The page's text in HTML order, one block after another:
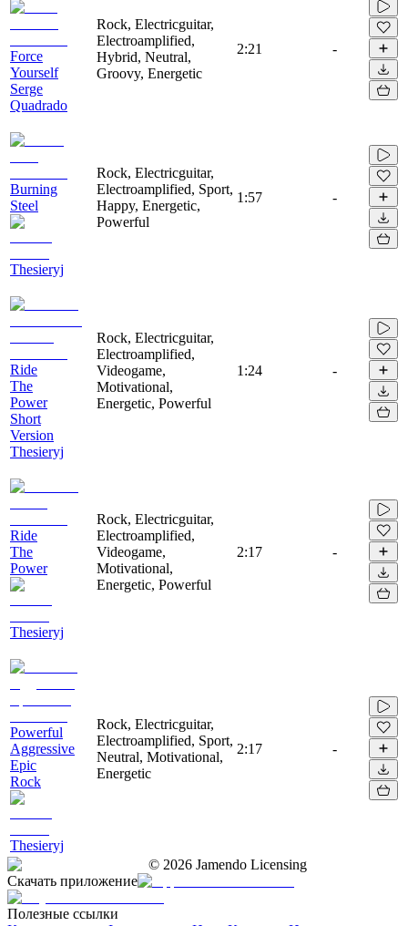
Force
Yourself
Serge
Quadrado
Rock, Electricguitar,
Electroamplified,
Hybrid, Neutral,
Groovy, Energetic
2:21 -
Burning
Steel
Thesieryj
Rock, Electricguitar,
Electroamplified, Sport,
Happy, Energetic,
Powerful
1:57 -
Ride
The
Power
Short
Version
Thesieryj
Rock, Electricguitar,
Electroamplified,
Videogame,
Motivational,
Energetic, Powerful
1:24 -
Ride
The
Power
Thesieryj
Rock, Electricguitar,
Electroamplified,
Videogame,
Motivational,
Energetic, Powerful
2:17 -
Powerful
Aggressive
Epic
Rock
Thesieryj
Rock, Electricguitar,
Electroamplified, Sport,
Neutral, Motivational,
Energetic
2:17 -
© 2026 Jamendo Licensing
Скачать приложение
Полезные ссылки